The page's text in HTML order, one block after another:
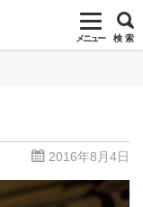
メニュー 検 索
2016年8月4日